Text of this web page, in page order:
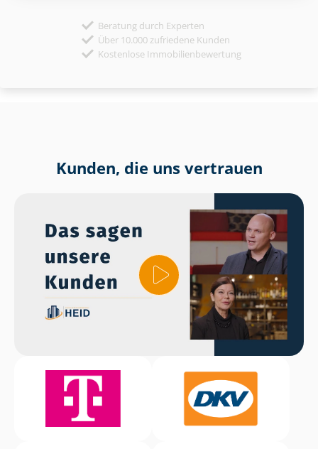
Beratung durch Experten
Über 10.000 zufriedene Kunden
Kostenlose Immobilienbewertung
Kunden, die uns vertrauen